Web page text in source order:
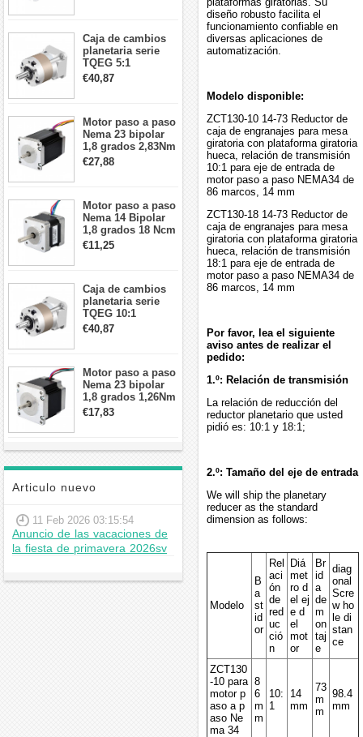
Robot CNC DIY
Caja de cambios
planetaria serie
TQEG 5:1
contragolpe 15
arcmin para motor
€40,87
Motor paso a paso
Nema 23 bipolar
1,8 grados 2,83Nm
4A 2,26 V
57x57x84mm 8
€27,88
Motor paso a paso
Nema 14 Bipolar
1,8 grados 18 Ncm
0,8 A 5,74 V 35 x
35 x 34 mm 4
€11,25
Caja de cambios
planetaria serie
TQEG 10:1
contragolpe 15
arcmin para motor
€40,87
Motor paso a paso
Nema 23 bipolar
1,8 grados 1,26Nm
2,8A 2,5V
57x57x56mm 4
€17,83
Articulo nuevo
11 Feb 2026 03:15:54
Anuncio de las vacaciones de
la fiesta de primavera 2026sv
diseño robusto facilita el
funcionamiento confiable en
diversas aplicaciones de
automatización.
Modelo disponible:
ZCT130-10 14-73 Reductor de
caja de engranajes para mesa
giratoria con plataforma giratoria
hueca, relación de transmisión
10:1 para eje de entrada de
motor paso a paso NEMA34 de
86 marcos, 14 mm
ZCT130-18 14-73 Reductor de
caja de engranajes para mesa
giratoria con plataforma giratoria
hueca, relación de transmisión
18:1 para eje de entrada de
motor paso a paso NEMA34 de
86 marcos, 14 mm
Por favor, lea el siguiente
aviso antes de realizar el
pedido:
1.º: Relación de transmisión
La relación de reducción del
reductor planetario que usted
pidió es: 10:1 y 18:1;
2.º: Tamaño del eje de entrada
We will ship the planetary
reducer as the standard
dimension as follows:
Modelo
B
a
st
id
or
Rel
aci
ón
de
red
uc
ció
n
Diá
met
ro d
el ej
e d
el
mot
or
Br
id
a
de
m
on
taj
e
diag
onal
Scre
w ho
le di
stan
ce
ZCT130
-10 para
motor p
aso a p
aso Ne
ma 34
8
6
m
m
10:
1
14
mm
73
m
m
98.4
mm